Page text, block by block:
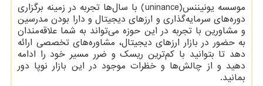
موسسه یونیننس(uninance) با سال‌ها تجربه در زمینه برگزاری
دوره‌های سرمایه‌گذاری و ارزهای دیجیتال و دارا بودن مدرسین
و مشاورین با تجربه در این حوزه می‌تواند به شما علاقه‌مندان
به حضور در بازار ارزهای دیجیتال، مشاوره‌های تخصصی ارائه
دهد تا بتوانید با کم‌ترین ریسک و ضرر مسیر خود را ادامه
دهید و از چالش‌ها و خظرات موجود در این بازار نوپا دور
بمانید.